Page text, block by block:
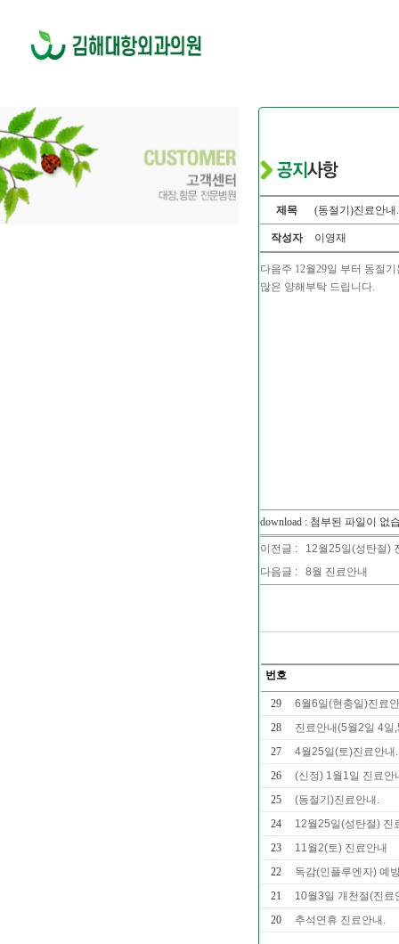
제목 (동절기)진료안내.
작성자 이영재
다음주 12월29일 부터 동절
많은 양해부탁 드립니다.
download : 첨부된 파일이 없
이전글 : 12월25일(성탄절)
다음글 : 8월 진료안내
번호
29
6월6일(현충일)진료
28
진료안내(5월2일 4일
27
4월25일(토)진료안
26
(신정) 1월1일 진료안
25
(동절기)진료안내.
24
12월25일(성탄절) 진
23
11월2(토) 진료안내
22
독감(인플루엔자) 예
21
10월3일 개천절(진료
20
추석연휴 진료안내.